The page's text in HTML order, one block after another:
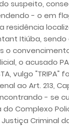
suspeito,
- o em
residência
Itiúba,
o
o acusado
vulgo
ao Art. 213,
- se
Complexo
Criminal